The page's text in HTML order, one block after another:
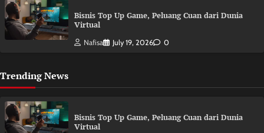
Bisnis Top Up Game, Peluang Cuan dari Dunia
Virtual
Nafisa July 19, 2026 0
Trending News
Bisnis Top Up Game, Peluang Cuan dari Dunia
Virtual